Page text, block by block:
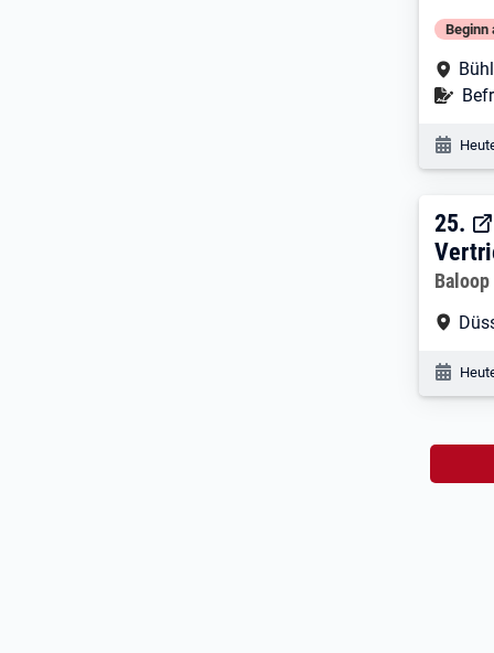
Beginn
25.
25.
Baloop